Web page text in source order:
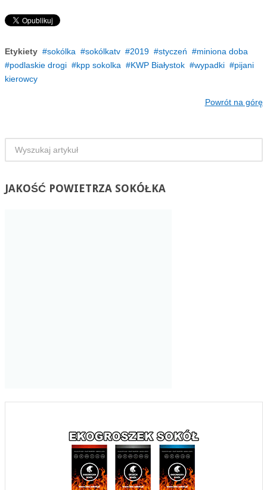
Etykiety sokólka sokólkatv 2019 styczeń
miniona doba
podlaskie drogi
kpp sokolka KWP Białystok wypadki
pijani
kierowcy
Powrót na górę
JAKOŚĆPOWIETRZA SOKÓŁKA